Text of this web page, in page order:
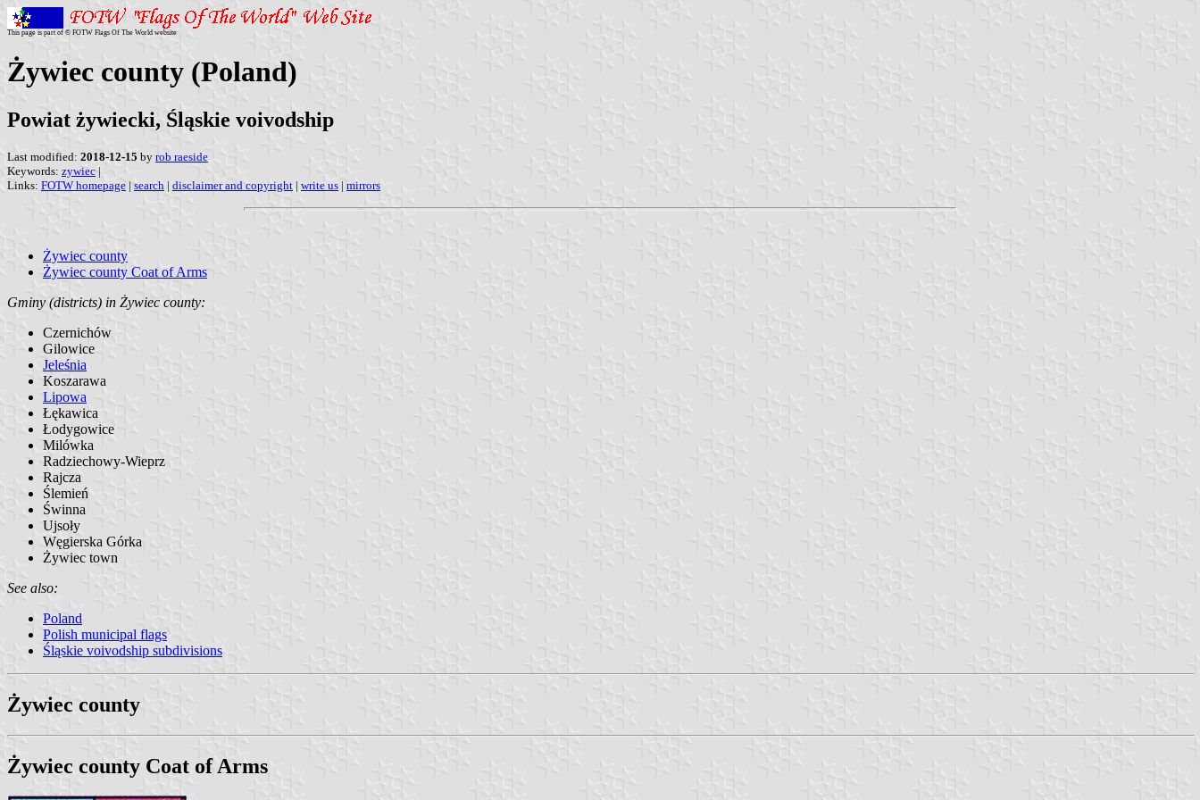
This page is part of © FOTW Flags Of The World website
Żywiec county (Poland)
Powiat żywiecki, Śląskie voivodship
Last modified: 2018-12-15 by rob raeside
Keywords: zywiec |
Links: FOTW homepage | search | disclaimer and copyright | write us | mirrors
Żywiec county
Żywiec county Coat of Arms
Gminy (districts) in Żywiec county:
Czernichów
Gilowice
Jeleśnia
Koszarawa
Lipowa
Łękawica
Łodygowice
Milówka
Radziechowy-Wieprz
Rajcza
Ślemień
Świnna
Ujsoły
Węgierska Górka
Żywiec town
See also:
Poland
Polish municipal flags
Śląskie voivodship subdivisions
Żywiec county
Żywiec county Coat of Arms